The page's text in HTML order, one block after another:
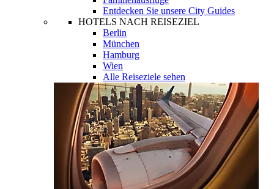
Entdecken Sie unsere City Guides
HOTELS NACH REISEZIEL
Berlin
München
Hamburg
Wien
Alle Reiseziele sehen